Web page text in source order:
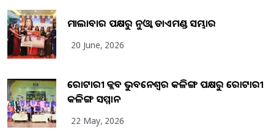
ମାଲାବାର ପକ୍ଷରୁ ନୁଓ୍ବା ଡାଏମଣ୍ଡ ସମ୍ଭାର
20 June, 2026
ରୋଟାରୀ କ୍ଲବ ଭୁବନେଶ୍ୱର କଳିଙ୍ଗ ପକ୍ଷରୁ ରୋଟାରୀ
କଳିଙ୍ଗ ସମ୍ମାନ
22 May, 2026